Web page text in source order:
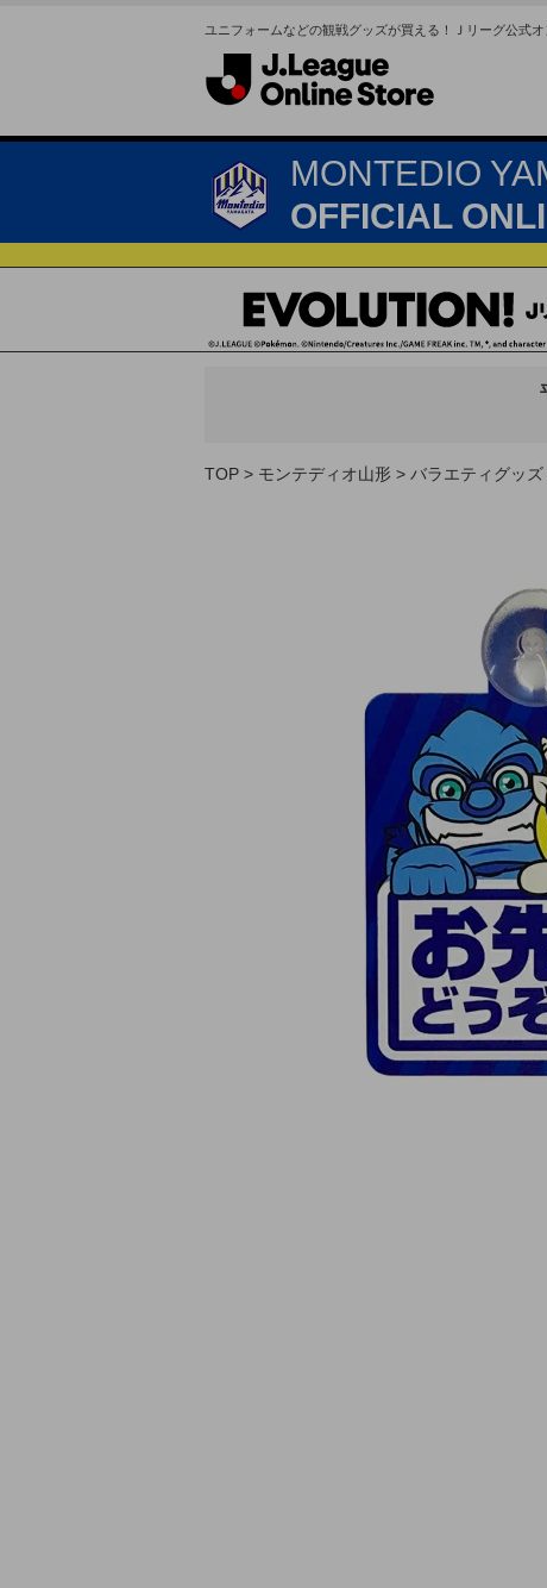
ユニフォームなどの観戦グッズが買える！Ｊリーグ公式
MONTEDIO
OFFICIAL
TOP モンテディオ山形 バラエティグッズ